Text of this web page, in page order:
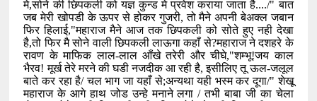
मे,सोने की छिपकली को यज्ञ कुन्ड मे प्रवेश कराया जाता है..../" बात
जब मेरी खोपडी के ऊपर से होकर गुजरी, तो मैने अपनी बेअक्ल जबान
फिर हिलाई,"महाराज मैने आज तक छिपकली को सोते हुए नही देखा
है,तो फिर मै सोने वाली छिपकली लाऊगा कहाँ से?महाराज ने दशहरे के
रावण के माफिक लाल-लाल आँखे तरेरी और चीघे,"शम्भू!जय काल
भैरव! मूर्ख तेरे मरने की घडी नजदीक आ रही है, इसीलिए तू ऊल-जलूल
बाते कर रहा है/ चल भाग जा यहाँ से;अन्यथा यही भस्म कर दूगा/" शेखू
महाराज के आगे हाथ जोड उन्हे मनाने लगा / तभी बाबा जी का चेला